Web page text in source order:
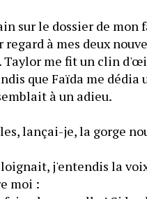
sur le dossier de mon
à mes deux
Taylor me fit un clin
que Faïda me dédia
à un adieu.
lançai-je, la gorge
j'entendis la
moi :